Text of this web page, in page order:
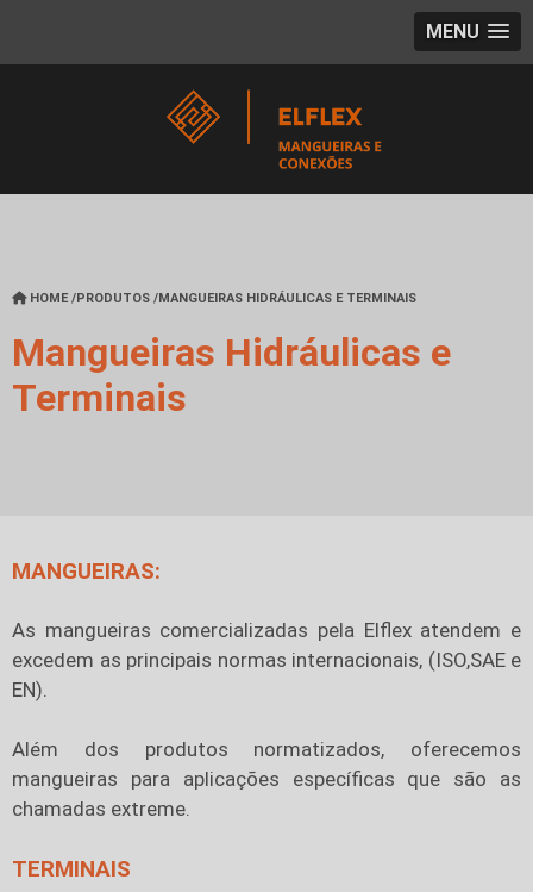
MENU
HOME/PRODUTOS /MANGUEIRAS HIDRÁULICAS E TERMINAIS
Mangueiras Hidráulicas e
Terminais
MANGUEIRAS:
As mangueiras comercializadas pela Elflex atendem e
excedem as principais normas internacionais, (ISO,SAE e
EN).
Além dos produtos normatizados, oferecemos
mangueiras para aplicações específicas que são as
chamadas extreme.
TERMINAIS